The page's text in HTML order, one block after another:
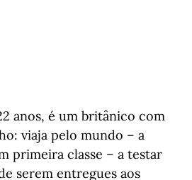
anos, é um britânico com
viaja pelo mundo – a
primeira classe – a testar
serem entregues aos